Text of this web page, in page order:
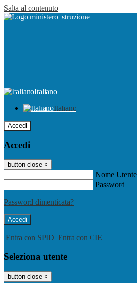
Salta al contenuto
Italiano
Italiano
Accedi
Accedi
button close ×
Nome Utente
Password
Password dimenticata?
-
Entra con SPID Entra con CIE
Seleziona utente
button close ×